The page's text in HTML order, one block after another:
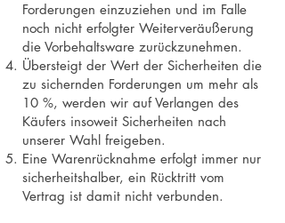
Forderungen einzuziehen und im Falle
noch nicht erfolgter Weiterveräußerung
die Vorbehaltsware zurückzunehmen.
Übersteigt der Wert der Sicherheiten die
zu sichernden Forderungen um mehr als
10 %, werden wir auf Verlangen des
Käufers insoweit Sicherheiten nach
unserer Wahl freigeben.
Eine Warenrücknahme erfolgt immer nur
sicherheitshalber, ein Rücktritt vom
Vertrag ist damit nicht verbunden.